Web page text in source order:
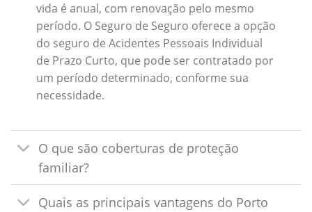
vida é anual, com renovação pelo mesmo
período. O Seguro de Seguro oferece a opção
do seguro de Acidentes Pessoais Individual
de Prazo Curto, que pode ser contratado por
um período determinado, conforme sua
necessidade.
O que são coberturas de proteção
familiar?
Quais as principais vantagens do Porto